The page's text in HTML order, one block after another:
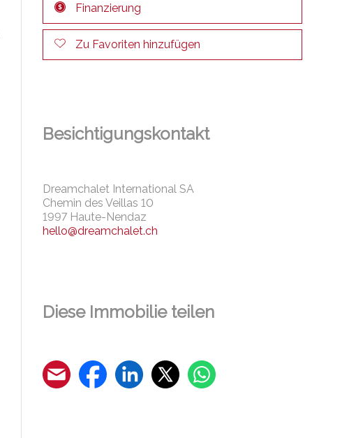
Finanzierung
Zu Favoriten hinzufügen
Besichtigungskontakt
Dreamchalet International SA
Chemin des Veillas 10
1997 Haute-Nendaz
hello@dreamchalet.ch
Diese Immobilie teilen